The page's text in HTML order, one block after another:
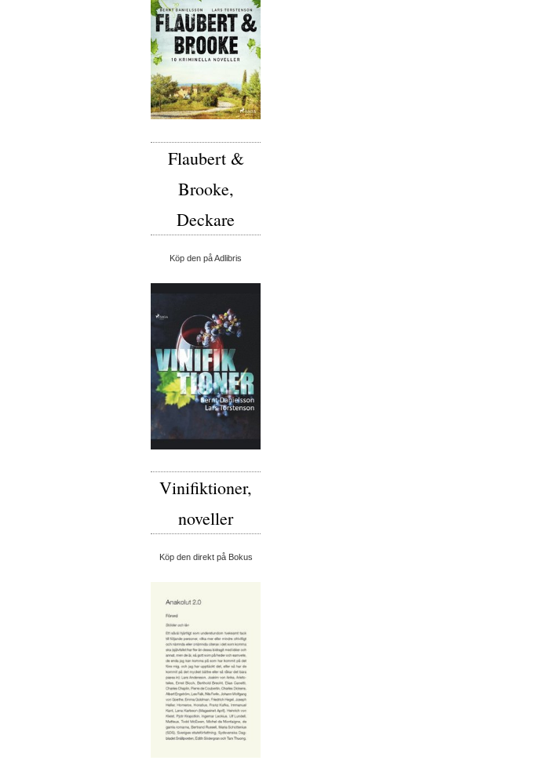
Flaubert &
Brooke,
Deckare
Köp den på Adlibris
Vinifiktioner,
noveller
Köp den direkt på Bokus